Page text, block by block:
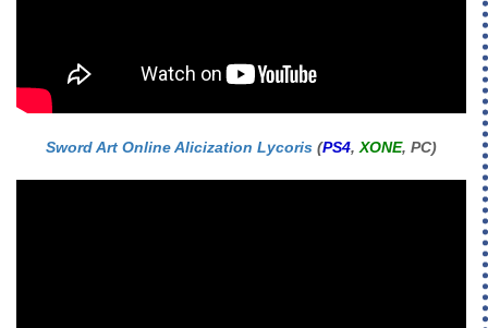
Sword Art Online Alicization Lycoris (PS4, XONE, PC)